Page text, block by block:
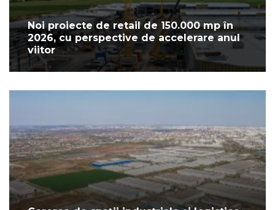
Noi proiecte de retail de 150.000 mp în
2026, cu perspective de accelerare anul
viitor